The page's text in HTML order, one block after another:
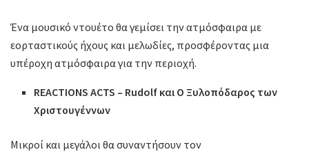
Ένα μουσικό ντουέτο θα γεμίσει την ατμόσφαιρα με
εορταστικούς ήχους και μελωδίες, προσφέροντας μια
υπέροχη ατμόσφαιρα για την περιοχή.
REACTIONS ACTS – Rudolf και Ο Ξυλοπόδαρος των
Χριστουγέννων
Μικροί και μεγάλοι θα συναντήσουν τον